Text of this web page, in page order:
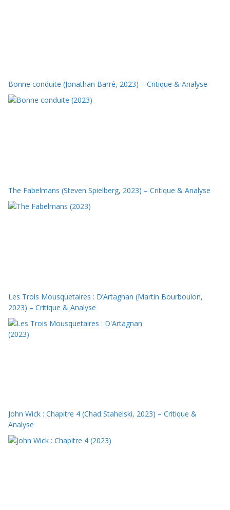
Bonne conduite (Jonathan Barré, 2023) – Critique & Analyse
The Fabelmans (Steven Spielberg, 2023) – Critique & Analyse
Les Trois Mousquetaires : D’Artagnan (Martin Bourboulon,
2023) – Critique & Analyse
John Wick : Chapitre 4 (Chad Stahelski, 2023) – Critique &
Analyse